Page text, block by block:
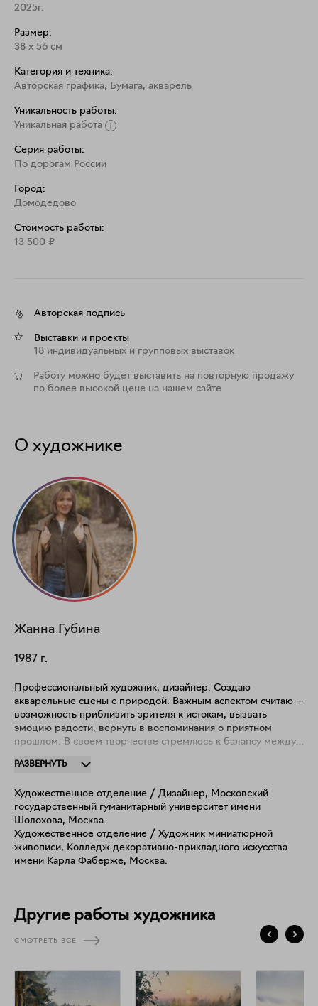
2025г.
Размер:
38 x 56 см
Категория и техника:
Авторская графика, Бумага, акварель
Уникальность работы:
Уникальная работа
Серия работы:
По дорогам России
Город:
Домодедово
Стоимость работы:
13 500 ₽
Авторская подпись
Выставки и проекты
18 индивидуальных и групповых выставок
Работу можно будет выставить на повторную продажу
по более высокой цене на нашем сайте
О художнике
Жанна Губина
1987 г.
Профессиональный художник, дизайнер. Создаю
акварельные сцены с природой. Важным аспектом считаю —
возможность приблизить зрителя к истокам, вызвать
эмоцию радости, вернуть в воспоминания о приятном
прошлом. В своем творчестве стремлюсь к балансу между
тонкой проработанностью в деталях, тем самым
РАЗВЕРНУТЬ
Художественное отделение / Дизайнер, Московский
государственный гуманитарный университет имени
Шолохова, Москва.
Художественное отделение / Художник миниатюрной
живописи, Колледж декоративно-прикладного искусства
имени Карла Фаберже, Москва.
Другие работы художника
СМОТРЕТЬ ВСЕ